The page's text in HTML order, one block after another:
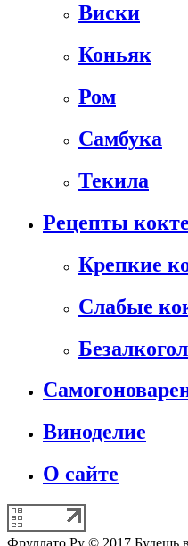
Виски
Коньяк
Ром
Самбука
Текила
Рецепты
Крепкие
Слабые
Виноделие
О сайте